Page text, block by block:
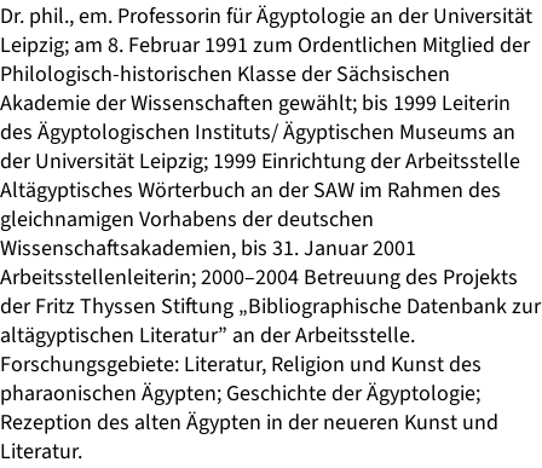
Dr. phil., em. Professorin für Ägyptologie an der Universität
Leipzig; am 8. Februar 1991 zum Ordentlichen Mitglied der
Philologisch-historischen Klasse der Sächsischen
Akademie der Wissenschaften gewählt; bis 1999 Leiterin
des Ägyptologischen Instituts/ Ägyptischen Museums an
der Universität Leipzig; 1999 Einrichtung der Arbeitsstelle
Altägyptisches Wörterbuch an der SAW im Rahmen des
gleichnamigen Vorhabens der deutschen
Wissenschaftsakademien, bis 31. Januar 2001
Arbeitsstellenleiterin; 2000–2004 Betreuung des Projekts
der Fritz Thyssen Stiftung „Bibliographische Datenbank zur
altägyptischen Literatur” an der Arbeitsstelle.
Forschungsgebiete: Literatur, Religion und Kunst des
pharaonischen Ägypten; Geschichte der Ägyptologie;
Rezeption des alten Ägypten in der neueren Kunst und
Literatur.